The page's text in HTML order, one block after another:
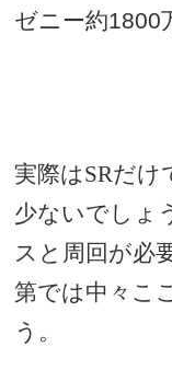
ゼニー約1800
実際はSRだ
少ないでしょ
スと周回が必
第では中々こ
う。